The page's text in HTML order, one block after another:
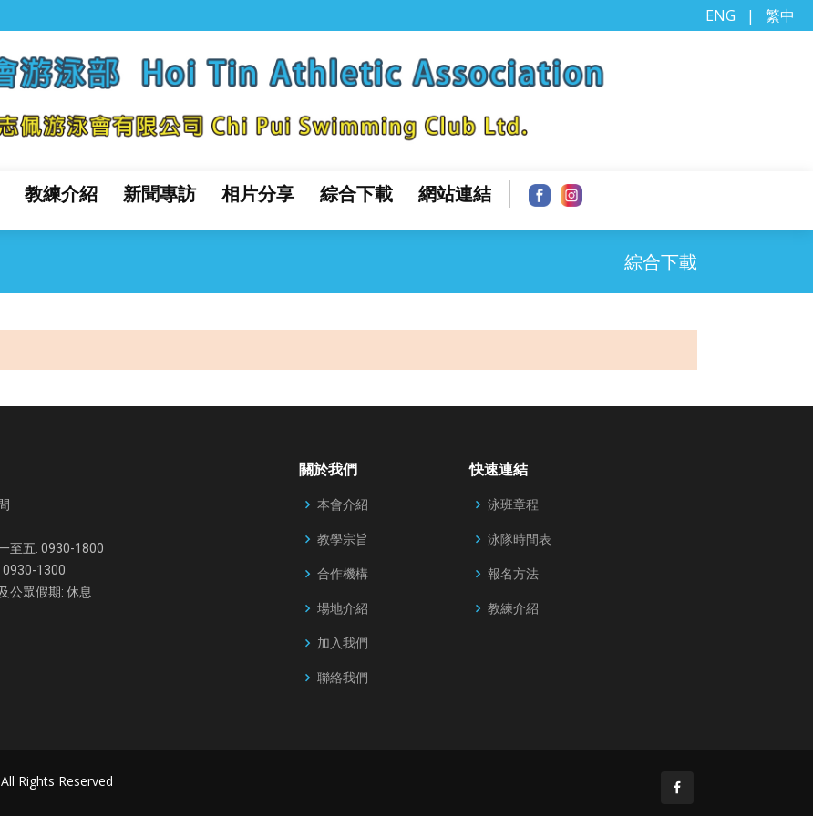
ENG | 繁中
教練介紹 新聞專訪 相片分享 綜合下載 網站連結
綜合下載
至五: 0930-1800
0930-1300
公眾假期: 休息
關於我們
本會介紹
教學宗旨
合作機構
場地介紹
加入我們
聯絡我們
快速連結
泳班章程
泳隊時間表
報名方法
教練介紹
Rights Reserved